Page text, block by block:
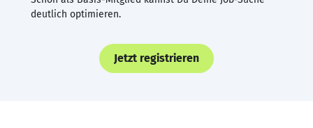
deutlich optimieren.
Jetzt registrieren